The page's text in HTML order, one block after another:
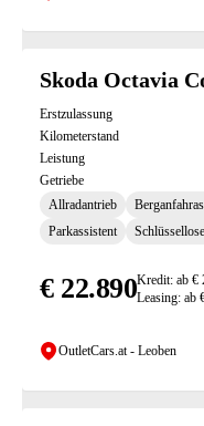
Skoda Octavia
Erstzulassung
Kilometerstand
Leistung
Getriebe
Allradantrieb
Parkassistent
€ 22.890Kredit: ab €
Leasing: ab
OutletCars.at - Leoben